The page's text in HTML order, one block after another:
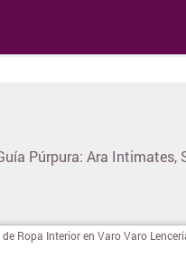
Púrpura: Ara Intimates,